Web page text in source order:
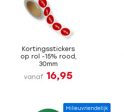
Kortingsstickers
op rol -15% rood,
30mm
vanaf 16,95
Milieuvriendelijk